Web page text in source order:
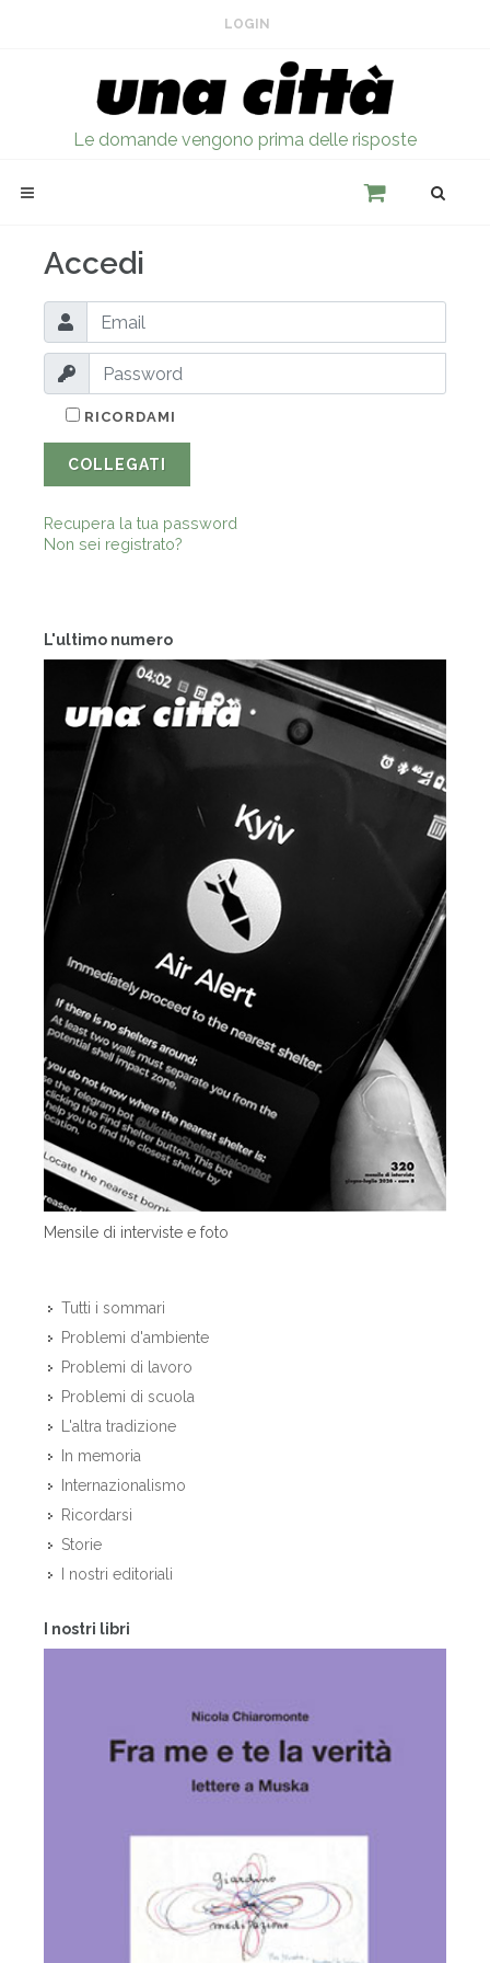
LOGIN
Le domande vengono prima delle risposte
L'ultimo numero
Mensile di interviste e foto
Tutti i sommari
Problemi d'ambiente
Problemi di lavoro
Problemi di scuola
L'altra tradizione
In memoria
Internazionalismo
Ricordarsi
Storie
I nostri editoriali
I nostri libri
Accedi
RICORDAMI
COLLEGATI
Recupera la tua password
Non sei registrato?